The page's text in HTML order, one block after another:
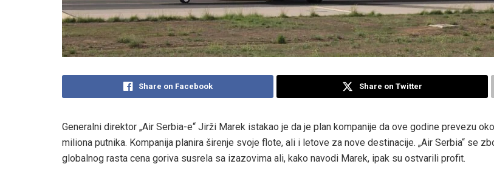
Share on Facebook Share on Twitter
Generalni direktor „Air Serbia-e“ Jirži Marek istakao je da je plan kompanije da ove godine prevezu
miliona putnika. Kompanija planira širenje svoje flote, ali i letove za nove destinacije. „Air Serbia“ se
globalnog rasta cena goriva susrela sa izazovima ali, kako navodi Marek, ipak su ostvarili profit.